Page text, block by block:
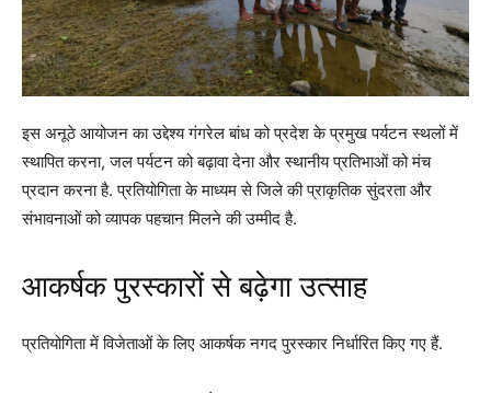
इस अनूठे आयोजन का उद्देश्य गंगरेल बांध को प्रदेश के प्रमुख पर्यटन स्थलों में
स्थापित करना, जल पर्यटन को बढ़ावा देना और स्थानीय प्रतिभाओं को मंच
प्रदान करना है. प्रतियोगिता के माध्यम से जिले की प्राकृतिक सुंदरता और
संभावनाओं को व्यापक पहचान मिलने की उम्मीद है.
आकर्षक पुरस्कारों से बढ़ेगा उत्साह
प्रतियोगिता में विजेताओं के लिए आकर्षक नगद पुरस्कार निर्धारित किए गए हैं.